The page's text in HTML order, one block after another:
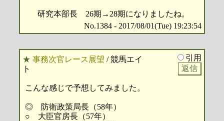
研究本部長 26期→28期になりましたね。
No.1384 - 2017/08/01(Tue) 19:23:54
★ 事務次官レース展望 / 競馬エイ
ト
引用
こんな感じで予想してみました。
◎ 防衛政策局長（58年）
○ 大臣官房長（57年）